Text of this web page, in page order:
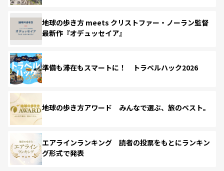
地球の歩き方 meets クリストファー・ノーラン監督
最新作『オデュッセイア』
準備も滞在もスマートに！ トラベルハック2026
地球の歩き方アワード みんなで選ぶ、旅のベスト。
エアラインランキング 読者の投票をもとにランキン
グ形式で発表